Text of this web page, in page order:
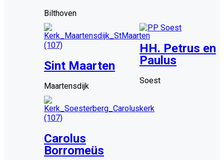
Bilthoven
Sint Maarten
Maartensdijk
HH. Petrus en
Paulus
Soest
Carolus
Borromeüs